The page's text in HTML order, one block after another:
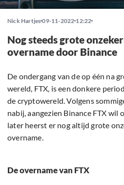
Nick Hartjes 09-11-2022 12:22
Nog steeds grote
overname door Binance
De ondergang van de op één na
wereld, FTX, is een donkere
de cryptowereld. Volgens
nabij, aangezien Binance FTX wil
later heerst er nog altijd grote
overname.
De overname van FTX